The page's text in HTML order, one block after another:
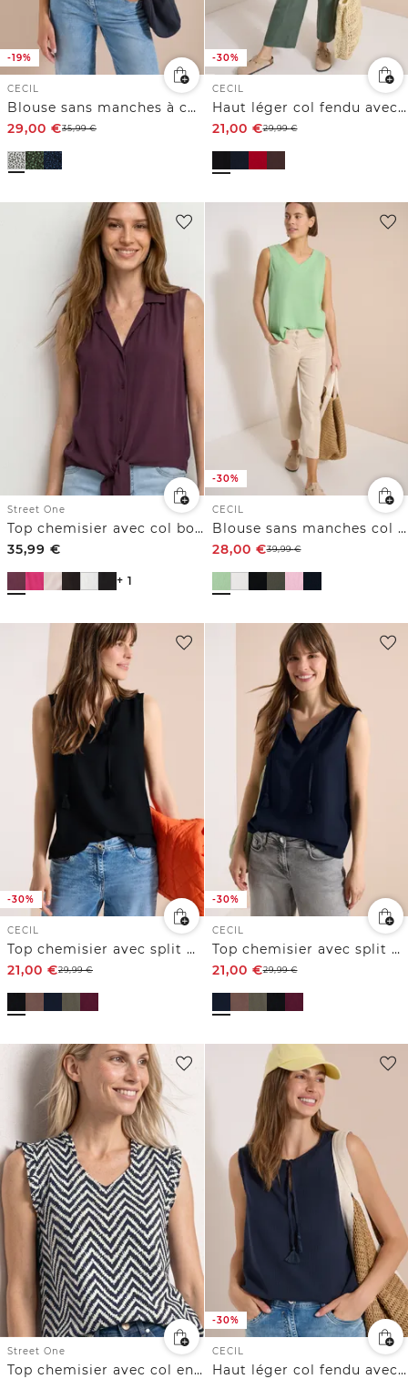
-19%
CECIL
Blouse sans manches à col fendu et imprimé palmiers
29,00 €35,99€
-30%
CECIL
Haut léger col fendu avec cordons
21,00 €29,99€
Street One
Top chemisier avec col bowling et nœuds
35,99 €
+ 1
-30%
CECIL
Blouse sans manches col V en gaze de coton
28,00 €39,99€
-30%
CECIL
Top chemisier avec split neck et rubans
21,00 €29,99€
-30%
CECIL
Top chemisier avec split neck et rubans
21,00 €29,99€
Street One
Top chemisier avec col en V et ruches
-30%
CECIL
Haut léger col fendu avec cordons